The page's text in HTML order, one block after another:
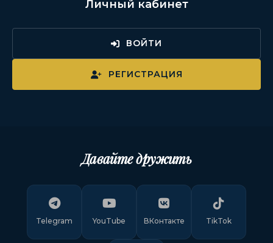
Личный кабинет
ВОЙТИ
РЕГИСТРАЦИЯ
Давайте дружить
Telegram YouTube ВКонтакте TikTok